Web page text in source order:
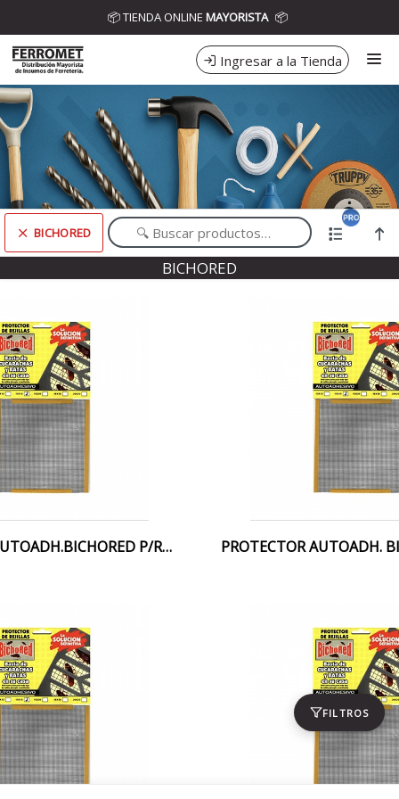
📦 TIENDA ONLINE MAYORISTA 📦
Ingresar a la Tienda
CÓMO COMPRAR
CONTACTO
BICHORED
Comprá online productos de BICHORED en DISTRIBUIDORA FERROMET
FILTROS
BICHORED
PROTECTOR AUTOADH.BICHORED P/REJILLAS 20X20CM.